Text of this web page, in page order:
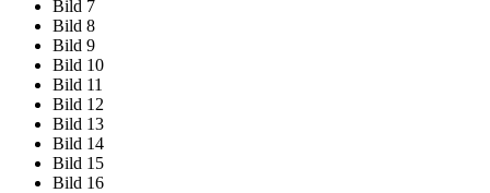
Bild 7
Bild 8
Bild 9
Bild 10
Bild 11
Bild 12
Bild 13
Bild 14
Bild 15
Bild 16